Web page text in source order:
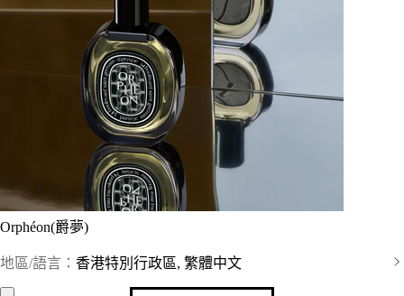
Orphéon(爵夢)
地區/語言： 香港特別行政區, 繁體中文